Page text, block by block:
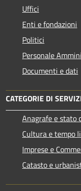
Uffici
Enti e fondazioni
Politici
Personale
Documenti e dati
CATEGORIE DI
Anagrafe e stato
Cultura e tempo
Imprese e
Catasto e